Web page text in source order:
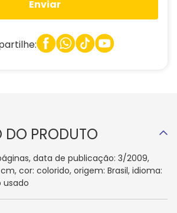
Enviar
DO PRODUTO
data de publicação: 3/2009,
cm, cor: colorido, origem: Brasil, idioma:
usado